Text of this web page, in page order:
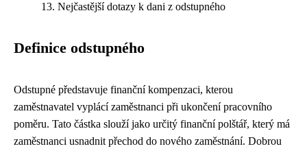
Nejčastější dotazy k dani z odstupného
Definice odstupného
Odstupné představuje finanční kompenzaci, kterou
zaměstnavatel vyplácí zaměstnanci při ukončení pracovního
poměru. Tato částka slouží jako určitý finanční polštář, který má
zaměstnanci usnadnit přechod do nového zaměstnání. Dobrou